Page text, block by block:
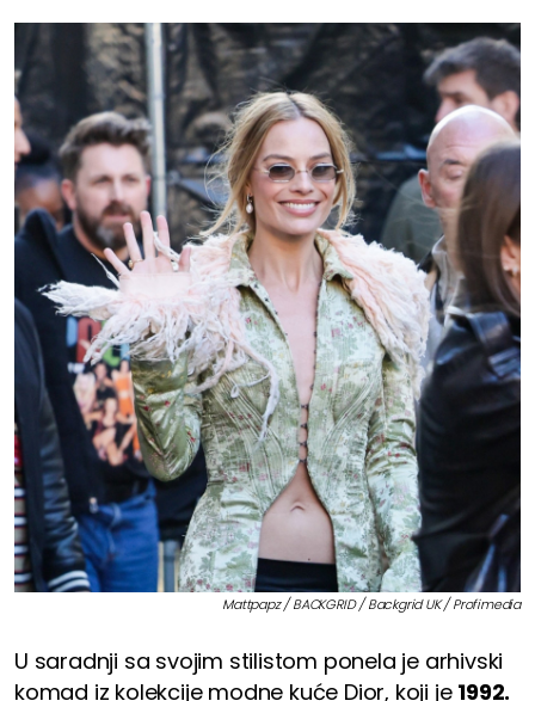
Mattpapz / BACKGRID / Backgrid UK / Profimedia
U saradnji sa svojim stilistom ponela je arhivski
komad iz kolekcije modne kuće Dior, koji je 1992.